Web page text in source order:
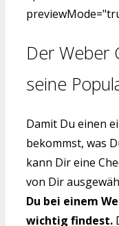
Der Weber
seine
Damit Du einen
bekommst, was
kann Dir eine
von Dir
Du bei einem
wichtig findest.